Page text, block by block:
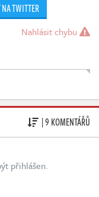
TWITTER
Nahlásit chybu
| 9 KOMENTÁŘŮ
přihlášen.